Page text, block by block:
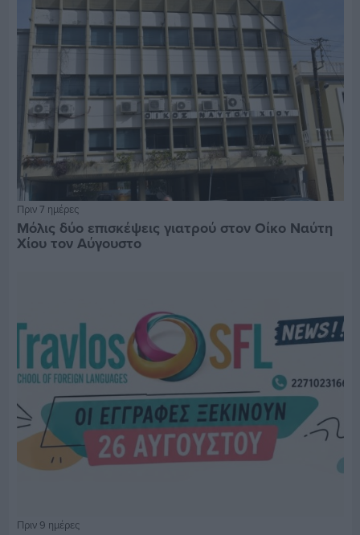
Πριν 7 ημέρες
Μόλις δύο επισκέψεις γιατρού στον Οίκο Ναύτη
Χίου τον Αύγουστο
Πριν 9 ημέρες